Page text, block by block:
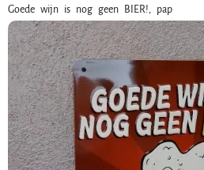
Goede wijn is nog geen BIER!, pap